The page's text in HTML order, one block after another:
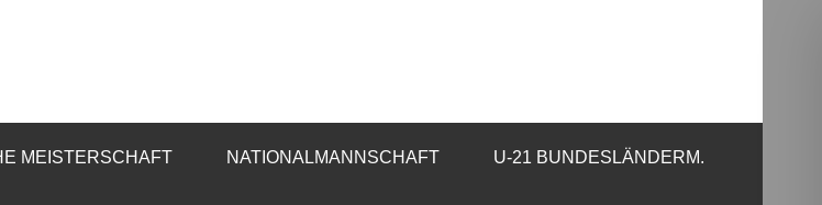
Fußball
MEISTERSCHAFT NATIONALMANNSCHAFT U-21 BUNDESLÄNDERM.